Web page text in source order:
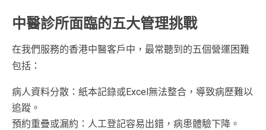
中醫診所面臨的五大管理挑戰
在我們服務的香港中醫客戶中，最常聽到的五個營運困難
包括：
病人資料分散：紙本記錄或Excel無法整合，導致病歷難以
追蹤。
預約重疊或漏約：人工登記容易出錯，病患體驗下降。